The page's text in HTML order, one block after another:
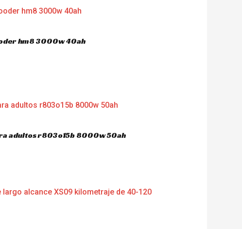
hm8 3000w 40ah
adultos r803o15b 8000w 50ah